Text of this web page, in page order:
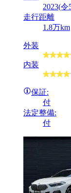
2023(令
走行距離
1.8万km
外装
内装
保証:
付
法定整備:
付